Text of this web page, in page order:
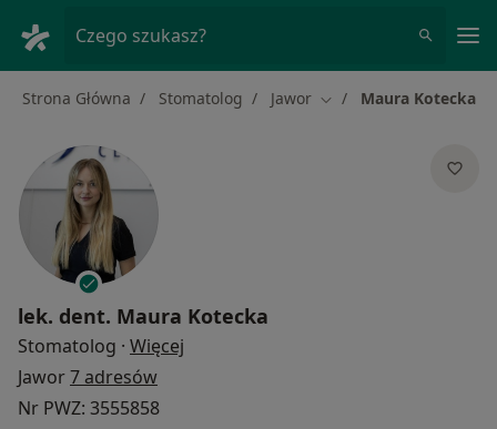
Czego szukasz?
Strona Główna Stomatolog Jawor Zmień miasto
Maura Kotecka
lek. dent. Maura Kotecka
Stomatolog · Więcej
Jawor7 adresów
Nr PWZ: 3555858